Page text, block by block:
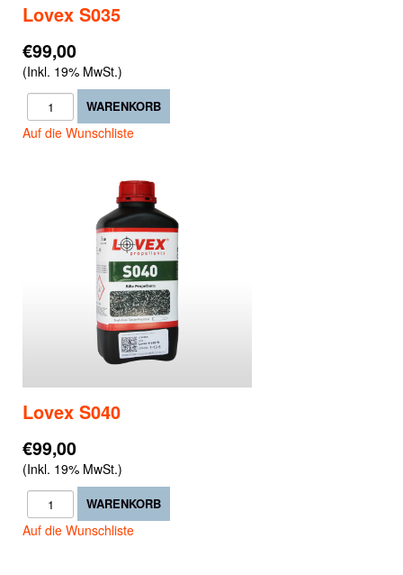
Lovex S035
€99,00
(Inkl. 19% MwSt.)
Auf die Wunschliste
Lovex S040
€99,00
(Inkl. 19% MwSt.)
Auf die Wunschliste